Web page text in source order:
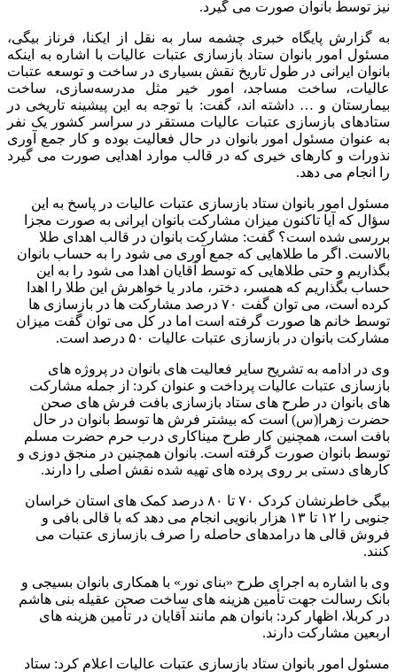
نیز توسط بانوان صورت می گیرد.
به گزارش پایگاه خبری چشمه سار به نقل از ایکنا، فرناز بیگی،
مسئول امور بانوان ستاد بازسازی عتبات عالیات با اشاره به اینکه
بانوان ایرانی در طول تاریخ نقش بسیاری در ساخت و توسعه عتبات
عالیات، ساخت مساجد، امور خیر مثل مدرسه‌سازی، ساخت
بیمارستان و … داشته اند، گفت: با توجه به این پیشینه تاریخی در
ستادهای بازسازی عتبات عالیات مستقر در سراسر کشور یک نفر
به عنوان مسئول امور بانوان در حال فعالیت بوده و کار جمع آوری
نذورات و کارهای خیری که در قالب موارد اهدایی صورت می گیرد
را انجام می دهد.
مسئول امور بانوان ستاد بازسازی عتبات عالیات در پاسخ به این
سؤال که آیا تاکنون میزان مشارکت بانوان ایرانی به صورت مجزا
بررسی شده است؟ گفت: مشارکت بانوان در قالب اهدای طلا
بالاست. اگر ما طلاهایی که جمع آوری می شود را به حساب بانوان
بگذاریم و حتی طلاهایی که توسط آقایان اهدا می شود را به این
حساب بگذاریم که همسر، دختر، مادر یا خواهرش این طلا را اهدا
کرده است، می توان گفت ۷۰ درصد مشارکت ها در بازسازی ها
توسط خانم ها صورت گرفته است اما در کل می توان گفت میزان
مشارکت بانوان در بازسازی عتبات عالیات ۵۰ درصد است.
وی در ادامه به تشریح سایر فعالیت های بانوان در پروژه های
بازسازی عتبات عالیات پرداخت و عنوان کرد: از جمله مشارکت
های بانوان در طرح های ستاد بازسازی بافت فرش های صحن
حضرت زهرا(س) است که بیشتر فرش ها توسط بانوان در حال
بافت است، همچنین کار طرح میناکاری درب حرم حضرت مسلم
توسط بانوان صورت گرفته است. بانوان همچنین در منجق دوزی و
کارهای دستی بر روی پرده های تهیه شده نقش اصلی را دارند.
بیگی خاطرنشان کردک ۷۰ تا ۸۰ درصد کمک های استان خراسان
جنوبی را ۱۲ تا ۱۳ هزار بانویی انجام می دهد که با قالی بافی و
فروش قالی ها درامدهای حاصله را صرف بازسازی عتبات می
کنند.
وی با اشاره به اجرای طرح «بنای نور» با همکاری بانوان بسیجی و
بانک رسالت جهت تأمین هزینه های ساخت صحن عقیله بنی هاشم
در کربلا، اظهار کرد: بانوان هم مانند آقایان در تأمین هزینه های
اربعین مشارکت دارند.
مسئول امور بانوان ستاد بازسازی عتبات عالیات اعلام کرد: ستاد